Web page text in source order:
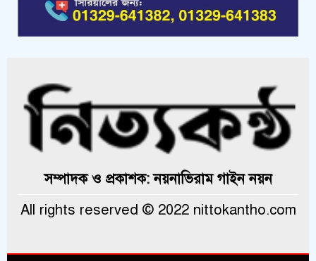
সম্পাদক ও প্রকাশক: নয়নাভিরাম গাইন নয়ন
All rights reserved © 2022 nittokantho.com